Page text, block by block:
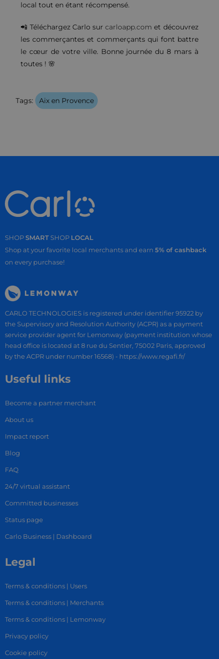
local tout en étant récompensé.
📲 Téléchargez Carlo sur carloapp.com et découvrez
les commerçantes et commerçants qui font battre
le cœur de votre ville. Bonne journée du 8 mars à
toutes ! 🌸
Tags: Aix en Provence
SHOPSMART SHOP LOCAL
Shop at your favorite local merchants and earn 5% of cashback
on every purchase!
CARLO TECHNOLOGIES is registered under identifier 95922 by
the Supervisory and Resolution Authority (ACPR) as a payment
service provider agent for Lemonway (payment institution whose
head office is located at 8 rue du Sentier, 75002 Paris, approved
by the ACPR under number 16568) - https://www.regafi.fr/
Useful links
Become a partner merchant
About us
Impact report
Blog
FAQ
24/7 virtual assistant
Committed businesses
Status page
Carlo Business | Dashboard
Legal
Terms & conditions | Users
Terms & conditions | Merchants
Terms & conditions | Lemonway
Privacy policy
Cookie policy